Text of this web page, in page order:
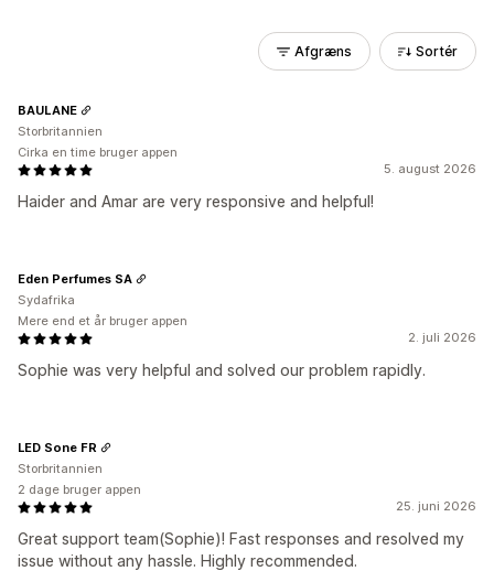
Afgræns Sortér
5. august 2026
Haider and Amar are very responsive and helpful!
BAULANE
Storbritannien
Cirka en time bruger appen
2. juli 2026
Sophie was very helpful and solved our problem rapidly.
Eden Perfumes SA
Sydafrika
Mere end et år bruger appen
25. juni 2026
Great support team(Sophie)! Fast responses and resolved my
issue without any hassle. Highly recommended.
LED Sone FR
Storbritannien
2 dage bruger appen